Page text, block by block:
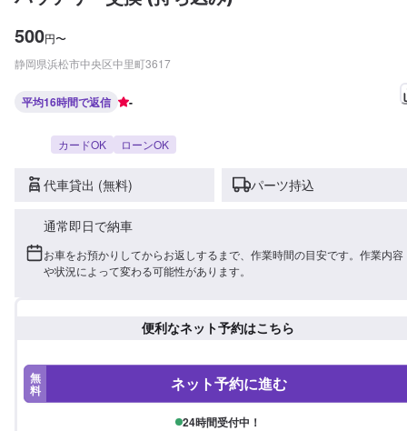
500円〜
静岡県浜松市中央区中里町3617
平均16時間で返信 -
カードOK ローンOK
代車貸出 (無料) パーツ持込
通常即日で納車
お車をお預かりしてからお返しするまで、作業時間の目安です。作業内容
や状況によって変わる可能性があります。
便利なネット予約はこちら
無
料 ネット予約に進む
24時間受付中！